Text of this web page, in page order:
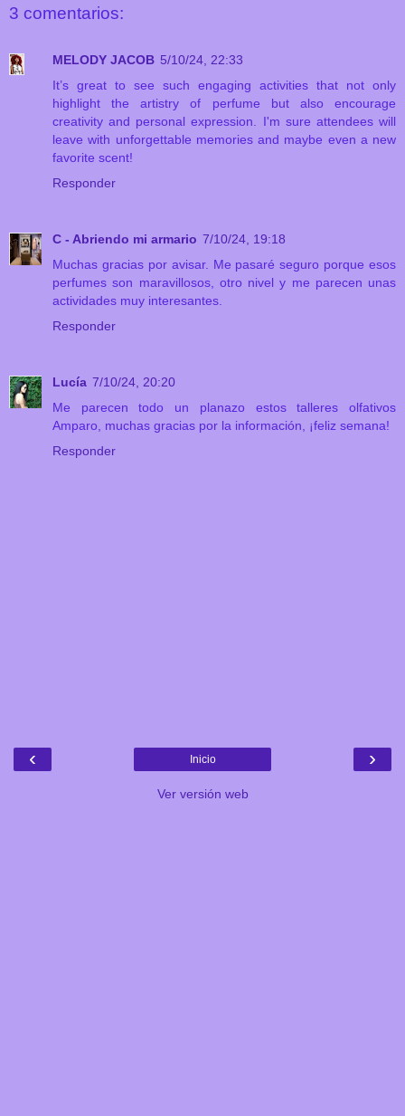
3 comentarios:
MELODY JACOB 5/10/24, 22:33
It’s great to see such engaging activities that not only
highlight the artistry of perfume but also encourage
creativity and personal expression. I'm sure attendees will
leave with unforgettable memories and maybe even a new
favorite scent!
Responder
C - Abriendo mi armario 7/10/24, 19:18
Muchas gracias por avisar. Me pasaré seguro porque esos
perfumes son maravillosos, otro nivel y me parecen unas
actividades muy interesantes.
Responder
Lucía 7/10/24, 20:20
Me parecen todo un planazo estos talleres olfativos
Amparo, muchas gracias por la información, ¡feliz semana!
Responder
‹ ›
Inicio
Ver versión web